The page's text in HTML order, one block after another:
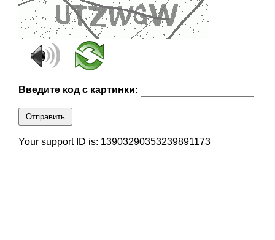
Введите код с картинки:
Отправить
Your support ID is: 13903290353239891173